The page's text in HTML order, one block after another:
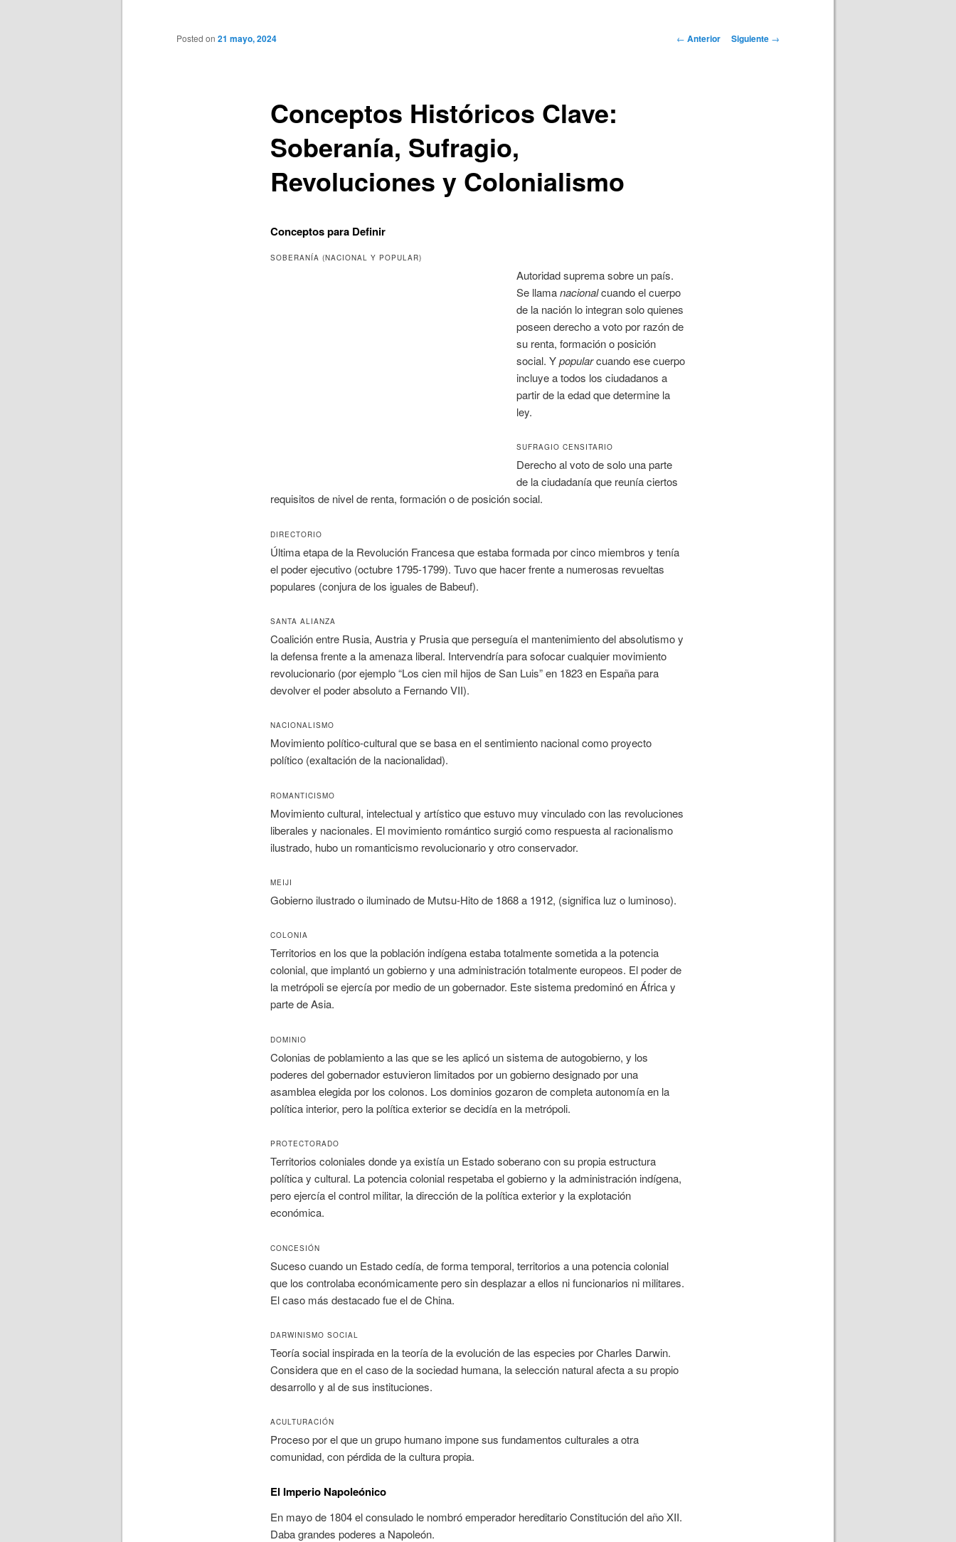
Navegación
← Anterior Siguiente →
Conceptos Históricos Clave:
Soberanía, Sufragio,
Revoluciones y Colonialismo
Posted on 21 mayo, 2024
Conceptos para Definir
SOBERANÍA (NACIONAL Y POPULAR)
Autoridad suprema sobre un país.
Se llamanacionalcuando el cuerpo
de la nación lo integran solo quienes
poseen derecho a voto por razón de
su renta, formación o posición
social. Ypopularcuando ese cuerpo
incluye a todos los ciudadanos a
partir de la edad que determine la
ley.
SUFRAGIO CENSITARIO
Derecho al voto de solo una parte
de la ciudadanía que reunía ciertos
requisitos de nivel de renta, formación o de posición social.
DIRECTORIO
Últimaetapa de la Revolución Francesa que estaba formada por cinco miembros y tenía
el poder ejecutivo (octubre 1795-1799). Tuvo que hacer frente a numerosas revueltas
populares (conjura de los iguales de Babeuf).
SANTA ALIANZA
Coalición entre Rusia, Austria y Prusia que perseguía el mantenimiento del absolutismo y
la defensa frente a la amenaza liberal. Intervendría para sofocar cualquier movimiento
revolucionario (por ejemplo “Los cien mil hijos de San Luis” en 1823 en España para
devolver el poder absoluto a Fernando VII).
NACIONALISMO
Movimiento político-cultural que se basa en el sentimiento nacional como proyecto
político (exaltación de la nacionalidad).
ROMANTICISMO
Movimiento cultural, intelectual y artístico que estuvo muy vinculado con las revoluciones
liberales y nacionales. El movimiento romántico surgió como respuesta al racionalismo
ilustrado, hubo un romanticismo revolucionario y otro conservador.
MEIJI
Gobierno ilustrado o iluminado de Mutsu-Hito de 1868 a 1912, (significa luz o luminoso).
COLONIA
Territorios en los que la población indígena estaba totalmente sometida a la potencia
colonial, que implantó un gobierno y una administración totalmente europeos. El poder de
la metrópoli se ejercía por medio de un gobernador. Este sistema predominó en África y
parte de Asia.
DOMINIO
Colonias de poblamiento a las que se les aplicó un sistema de autogobierno, y los
poderes del gobernador estuvieron limitados por un gobierno designado por una
asamblea elegida por los colonos. Los dominios gozaron de completa autonomía en la
política interior, pero la política exterior se decidía en la metrópoli.
PROTECTORADO
Territorios coloniales donde ya existía un Estado soberano con su propia estructura
política y cultural. La potencia colonial respetaba el gobierno y la administración indígena,
pero ejercía el control militar, la dirección de la política exterior y la explotación
económica.
CONCESIÓN
Suceso cuando un Estado cedía, de forma temporal, territorios a una potencia colonial
que los controlaba económicamente pero sin desplazar a ellos ni funcionarios ni militares.
El caso más destacado fue el de China.
DARWINISMO SOCIAL
Teoría social inspirada en la teoría de la evolución de las especies por Charles Darwin.
Considera que en el caso de la sociedad humana, la selección natural afecta a su propio
desarrollo y al de sus instituciones.
ACULTURACIÓN
Proceso por el que un grupo humano impone sus fundamentos culturales a otra
comunidad, con pérdida de la cultura propia.
El Imperio Napoleónico
En mayo de 1804 el consulado le nombró emperador hereditario Constitución del año XII.
Daba grandes poderes a Napoleón.